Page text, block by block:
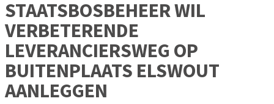
STAATSBOSBEHEER WIL
VERBETERENDE
LEVERANCIERSWEG OP
BUITENPLAATS ELSWOUT
AANLEGGEN